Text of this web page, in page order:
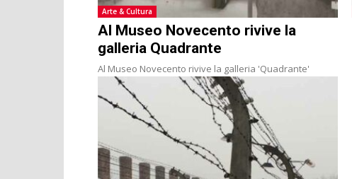
Arte & Cultura
Al Museo Novecento rivive la
galleria Quadrante
Al Museo Novecento rivive la galleria 'Quadrante'